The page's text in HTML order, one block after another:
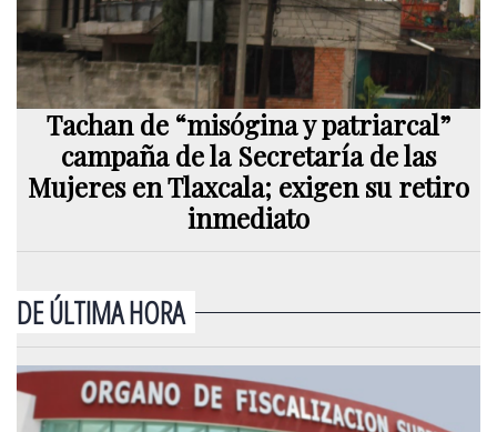
Tachan de “misógina y patriarcal”
campaña de la Secretaría de las
Mujeres en Tlaxcala; exigen su retiro
inmediato
DE ÚLTIMA HORA